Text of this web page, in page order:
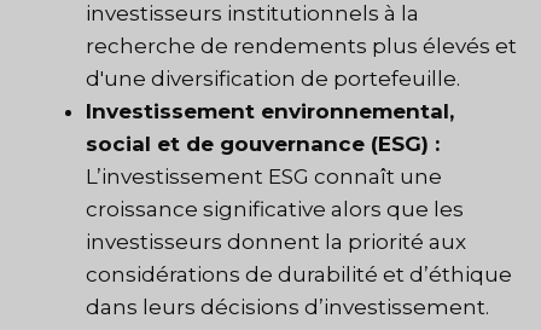
investisseurs institutionnels à la
recherche de rendements plus élevés et
d'une diversification de portefeuille.
Investissement environnemental,
social et de gouvernance (ESG) :
L’investissement ESG connaît une
croissance significative alors que les
investisseurs donnent la priorité aux
considérations de durabilité et d’éthique
dans leurs décisions d’investissement.